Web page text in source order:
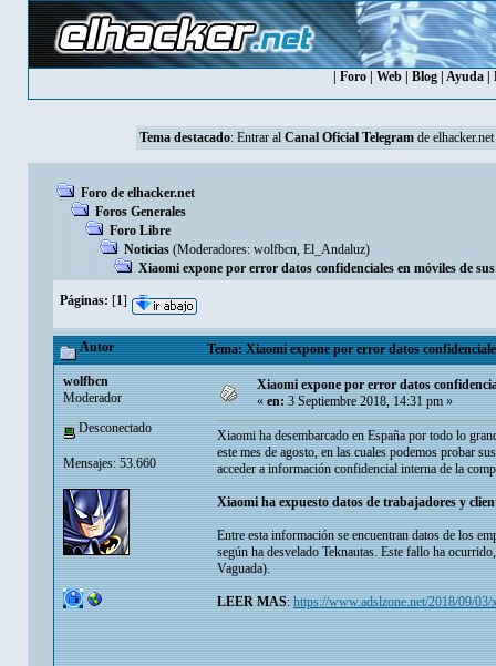
Foro Web Blog Ayuda
Tema destacado: Entrar al Canal Oficial Telegramde elhacker.net
Foro de elhacker.net
Foros Generales
Foro Libre
Noticias (Moderadores: wolfbcn, El_Andaluz)
Xiaomi expone por error datos confidenciales en móviles de
Páginas: [1]
Autor Tema: Xiaomi expone por error datos
wolfbcn
Moderador
Desconectado
Mensajes: 53.660
Xiaomi expone por error datos
«en:3 Septiembre 2018, 14:31 pm »
Xiaomi ha desembarcado en España por todo lo
este mes de agosto, en las cuales podemos probar
acceder a información confidencial interna de la
Xiaomi ha expuesto datos de trabajadores y
Entre esta información se encuentran datos de los
según ha desvelado Teknautas. Este fallo ha
Vaguada).
LEER MAS:https://www.adslzone.net/2018/09/